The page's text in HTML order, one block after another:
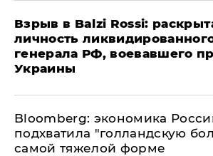
​Взрыв в Balzi Rossi:
личность
генерала РФ, воевавшего
Украины
Bloomberg: экономика
подхватила "голландскую
самой тяжелой форме